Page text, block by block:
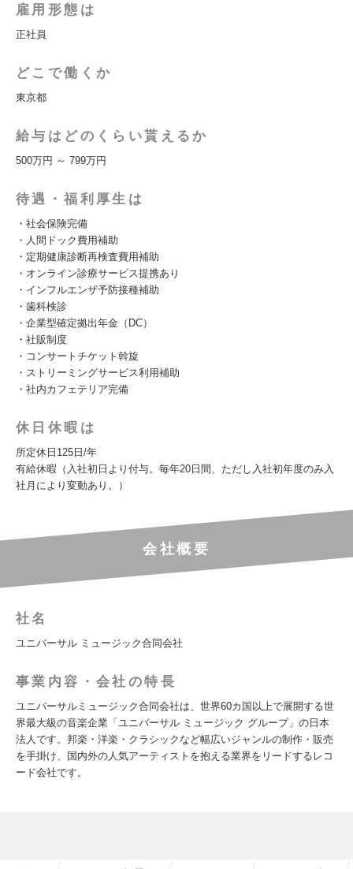
雇用形態は
正社員
どこで働くか
東京都
給与はどのくらい貰えるか
500万円 ～ 799万円
待遇・福利厚生は
・社会保険完備
・人間ドック費用補助
・定期健康診断再検査費用補助
・オンライン診療サービス提携あり
・インフルエンザ予防接種補助
・歯科検診
・企業型確定拠出年金（DC）
・社販制度
・コンサートチケット斡旋
・ストリーミングサービス利用補助
・社内カフェテリア完備
休日休暇は
所定休日125日/年
有給休暇（入社初日より付与。毎年20日間、ただし入社初年度のみ入
社月により変動あり。）
会社概要
社名
ユニバーサル ミュージック合同会社
事業内容・会社の特長
ユニバーサルミュージック合同会社は、世界60カ国以上で展開する世
界最大級の音楽企業「ユニバーサル ミュージック グループ」の日本
法人です。邦楽・洋楽・クラシックなど幅広いジャンルの制作・販売
を手掛け、国内外の人気アーティストを抱える業界をリードするレコ
ード会社です。